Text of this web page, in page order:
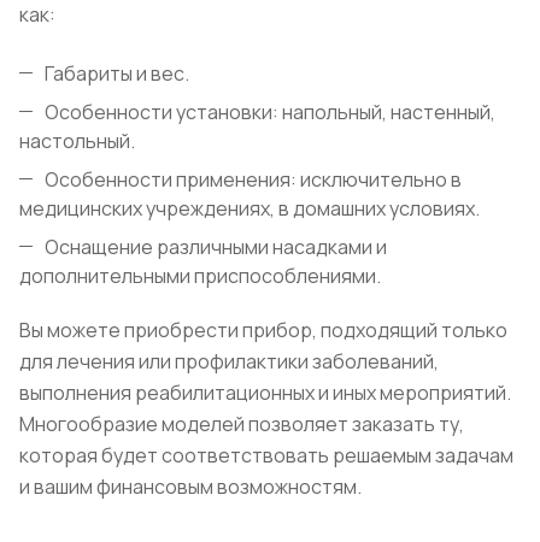
как:
Габариты и вес.
Особенности установки: напольный, настенный,
настольный.
Особенности применения: исключительно в
медицинских учреждениях, в домашних условиях.
Оснащение различными насадками и
дополнительными приспособлениями.
Вы можете приобрести прибор, подходящий только
для лечения или профилактики заболеваний,
выполнения реабилитационных и иных мероприятий.
Многообразие моделей позволяет заказать ту,
которая будет соответствовать решаемым задачам
и вашим финансовым возможностям.